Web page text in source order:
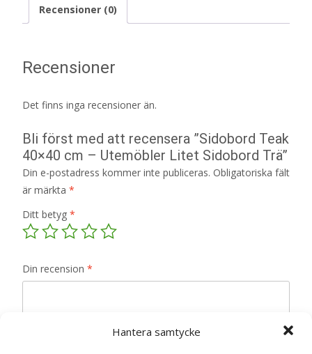
Hantera samtycke
Recensioner (0)
Recensioner
Det finns inga recensioner än.
Bli först med att recensera ”Sidobord Teak
40×40 cm – Utemöbler Litet Sidobord Trä”
Din e-postadress kommer inte publiceras. Obligatoriska fält
är märkta *
Ditt betyg *
Din recension *